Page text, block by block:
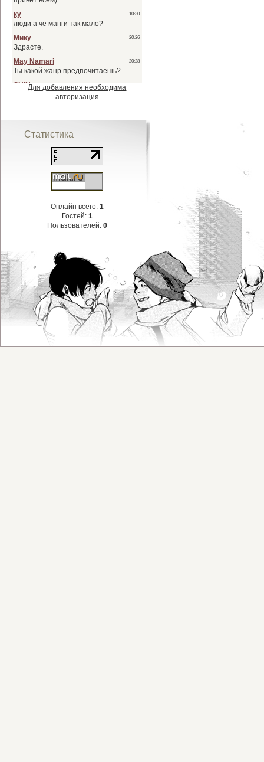
Для добавления необходима
авторизация
Статистика
Онлайн всего: 1
Гостей: 1
Пользователей: 0